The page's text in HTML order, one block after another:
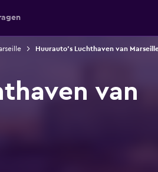
Huurauto's Luchthaven van
van